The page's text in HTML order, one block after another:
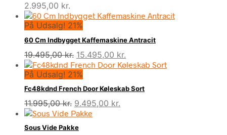
2.995,00 kr.
På Udsalg! 21%
60 Cm Indbygget Kaffemaskine Antracit
19.495,00kr. Den
oprindelige
pris
var:
19.495,00 kr..
15.495,00 kr.
aktuelle
er:
15.495,00 kr..
På Udsalg! 21%
Fc48kdnd French Door Køleskab Sort
11.995,00kr. Den
oprindelige
9.495,00 kr.
Sous Vide Pakke